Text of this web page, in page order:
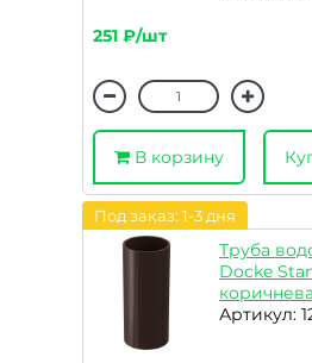
251 ₽/шт
В корзину
Под заказ: 1-3 дня
Труба
Docke
Артикул: